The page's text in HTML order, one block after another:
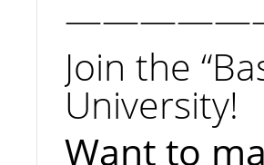
Join the
University!
Want to